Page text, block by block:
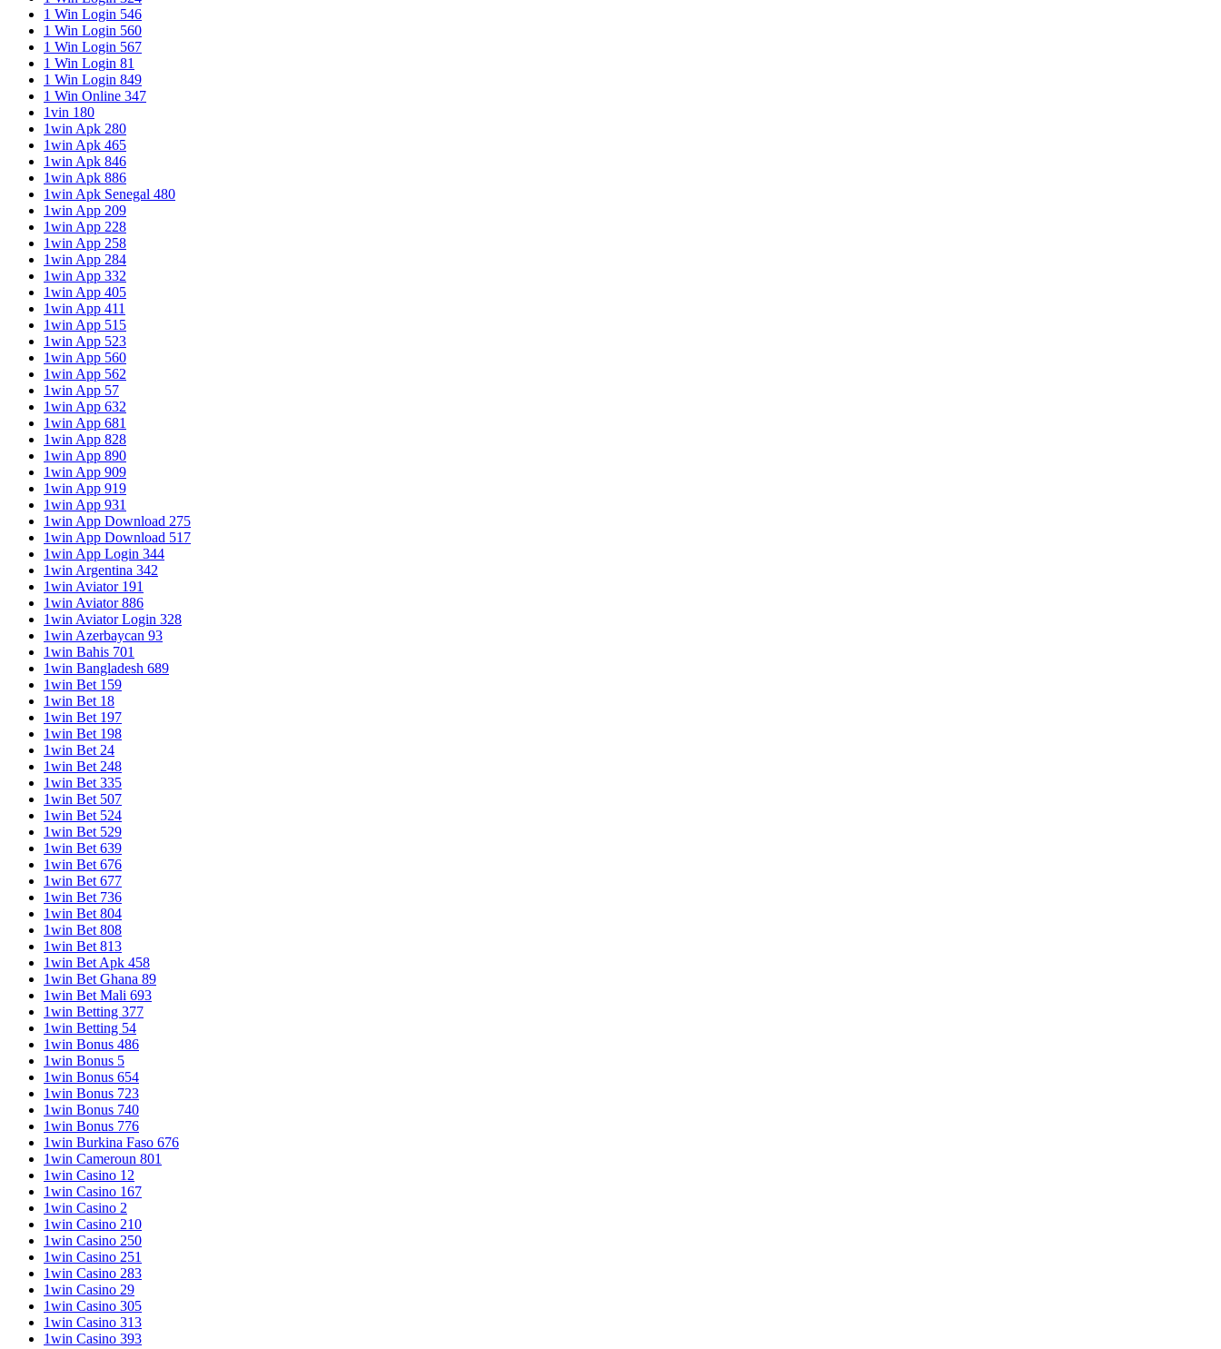
1 Win Login 546
1 Win Login 560
1 Win Login 567
1 Win Login 81
1 Win Login 849
1 Win Online 347
1vin 180
1win Apk 280
1win Apk 465
1win Apk 846
1win Apk 886
1win Apk Senegal 480
1win App 209
1win App 228
1win App 258
1win App 284
1win App 332
1win App 405
1win App 411
1win App 515
1win App 523
1win App 560
1win App 562
1win App 57
1win App 632
1win App 681
1win App 828
1win App 890
1win App 909
1win App 919
1win App 931
1win App Download 275
1win App Download 517
1win App Login 344
1win Argentina 342
1win Aviator 191
1win Aviator 886
1win Aviator Login 328
1win Azerbaycan 93
1win Bahis 701
1win Bangladesh 689
1win Bet 159
1win Bet 18
1win Bet 197
1win Bet 198
1win Bet 24
1win Bet 248
1win Bet 335
1win Bet 507
1win Bet 524
1win Bet 529
1win Bet 639
1win Bet 676
1win Bet 677
1win Bet 736
1win Bet 804
1win Bet 808
1win Bet 813
1win Bet Apk 458
1win Bet Ghana 89
1win Bet Mali 693
1win Betting 377
1win Betting 54
1win Bonus 486
1win Bonus 5
1win Bonus 654
1win Bonus 723
1win Bonus 740
1win Bonus 776
1win Burkina Faso 676
1win Cameroun 801
1win Casino 12
1win Casino 167
1win Casino 2
1win Casino 210
1win Casino 250
1win Casino 251
1win Casino 283
1win Casino 29
1win Casino 305
1win Casino 313
1win Casino 393